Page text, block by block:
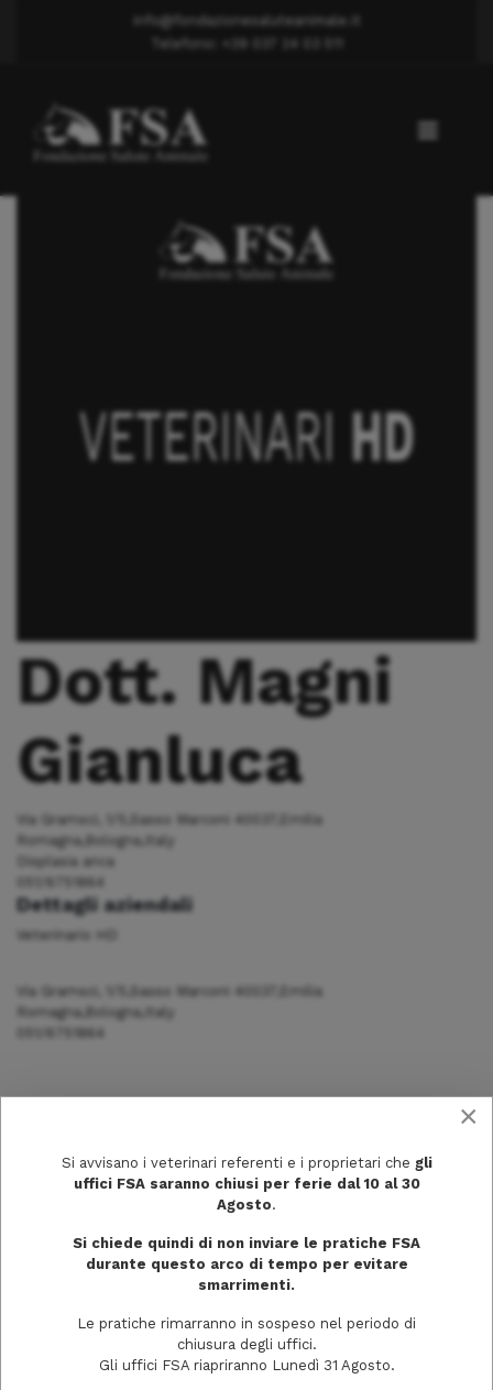
info@fondazionesaluteanimale.it
Telefono: +39 037 24 03 511
Displasia anca
Dott. Magni Gianluca
Dott. Magni
Gianluca
Via Gramsci, 1/5,Sasso Marconi 40037,Emilia
Romagna,Bologna,Italy
Displasia anca
Dettagli aziendali
Veterinario HD
Via Gramsci, 1/5,Sasso Marconi 40037,Emilia
Romagna,Bologna,Italy
Via Trecchi, 20
×
Si avvisano i veterinari referenti e i proprietari che gli
uffici FSA saranno chiusi per ferie dal 10 al 30
Agosto.
Si chiede quindi di non inviare le pratiche FSA
durante questo arco di tempo per evitare
smarrimenti.
Le pratiche rimarranno in sospeso nel periodo di
chiusura degli uffici.
Gli uffici FSA riapriranno Lunedì 31 Agosto.